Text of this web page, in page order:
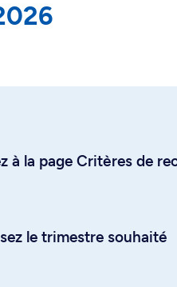
à la page Critères de
le trimestre souhaité